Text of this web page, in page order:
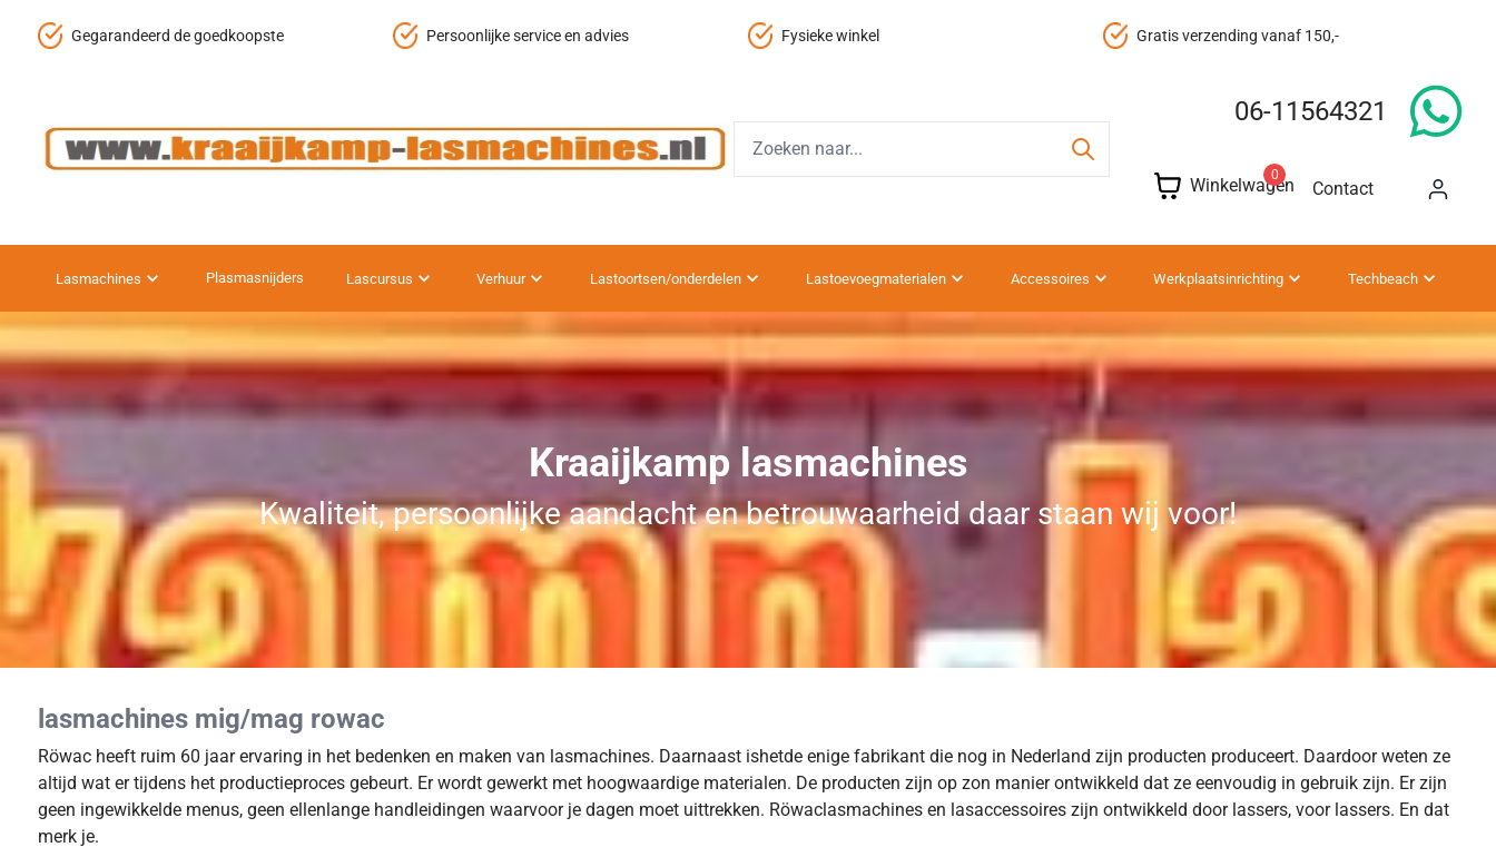
Persoonlijke service en advies Fysieke winkel Gratis verzending vanaf 150,- Gegarandeerd de goedkoopste
06-11564321
Winkelwagen
0
Contact
Lasmachines Plasmasnijders Lascursus Verhuur Lastoortsen/onderdelen Lastoevoegmaterialen Accessoires Werkplaatsinrichting Techbeach
Kraaijkamp lasmachines
Kwaliteit, persoonlijke aandacht en betrouwaarheid daar staan wij voor!
lasmachines mig/mag rowac
Röwac heeft ruim 60 jaar ervaring in het bedenken en maken van lasmachines. Daarnaast ishetde enige fabrikant die nog in Nederland zijn producten produceert. Daardoor weten ze
altijd wat er tijdens het productieproces gebeurt. Er wordt gewerkt met hoogwaardige materialen. De producten zijn op zon manier ontwikkeld dat ze eenvoudig in gebruik zijn. Er zijn
geen ingewikkelde menus, geen ellenlange handleidingen waarvoor je dagen moet uittrekken. Röwaclasmachines en lasaccessoires zijn ontwikkeld door lassers, voor lassers. En dat
merk je.